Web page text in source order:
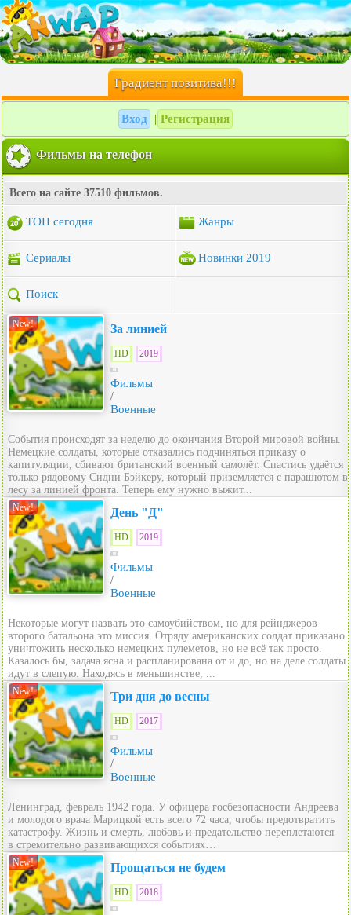
Градиент позитива!!!
Вход Регистрация
Фильмы на телефон
Всего на сайте 37510 фильмов.
ТОП сегодня Жанры
Сериалы Новинки 2019
Поиск
New! За линией
HD 2019
Фильмы
/
Военные
События происходят за неделю до окончания Второй мировой войны.
Немецкие солдаты, которые отказались подчиняться приказу о
капитуляции, сбивают британский военный самолёт. Спастись удаётся
только рядовому Сидни Бэйкеру, который приземляется с парашютом в
лесу за линией фронта. Теперь ему нужно выжит...
New! День "Д"
HD 2019
Фильмы
/
Военные
Некоторые могут назвать это самоубийством, но для рейнджеров
второго батальона это миссия. Отряду американских солдат приказано
уничтожить несколько немецких пулеметов, но не всё так просто.
Казалось бы, задача ясна и распланирована от и до, но на деле солдаты
идут в слепую. Находясь в меньшинстве, ...
New! Три дня до весны
HD 2017
Фильмы
/
Военные
Ленинград, февраль 1942 года. У офицера госбезопасности Андреева
и молодого врача Марицкой есть всего 72 часа, чтобы предотвратить
катастрофу. Жизнь и смерть, любовь и предательство переплетаются
в стремительно развивающихся событиях…
New! Прощаться не будем
HD 2018